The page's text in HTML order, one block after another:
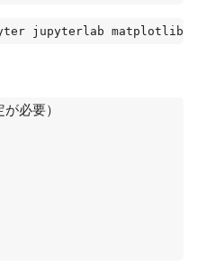
jupyterlab matplotlib
必要）